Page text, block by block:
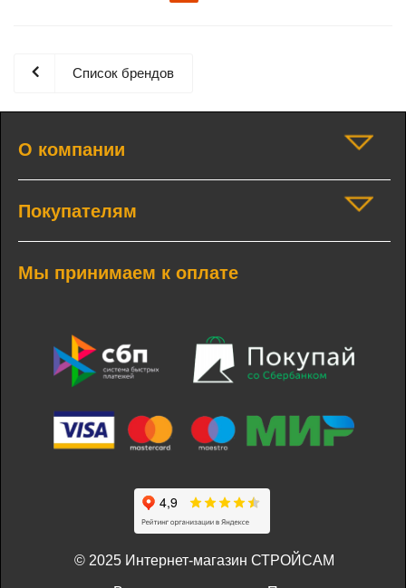
Список брендов
О компании
Покупателям
Мы принимаем к оплате
© 2025 Интернет-магазин СТРОЙСАМ